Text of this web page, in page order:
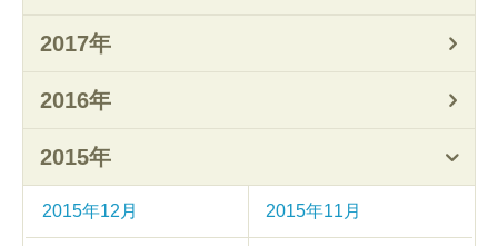
2017年
2016年
2015年
2015年12月 2015年11月